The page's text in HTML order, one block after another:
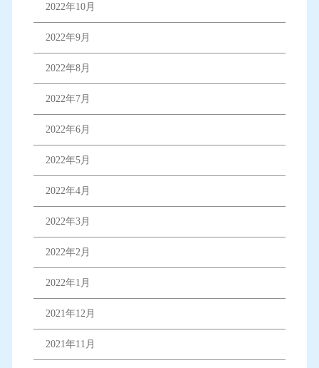
2022年10月
2022年9月
2022年8月
2022年7月
2022年6月
2022年5月
2022年4月
2022年3月
2022年2月
2022年1月
2021年12月
2021年11月